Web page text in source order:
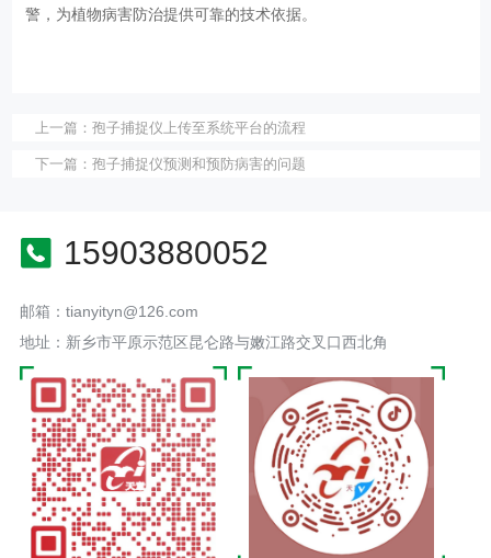
警，为植物病害防治提供可靠的技术依据。
上一篇： 孢子捕捉仪上传至系统平台的流程
下一篇： 孢子捕捉仪预测和预防病害的问题
15903880052
邮箱：tianyityn@126.com
地址：新乡市平原示范区昆仑路与嫩江路交叉口西北角